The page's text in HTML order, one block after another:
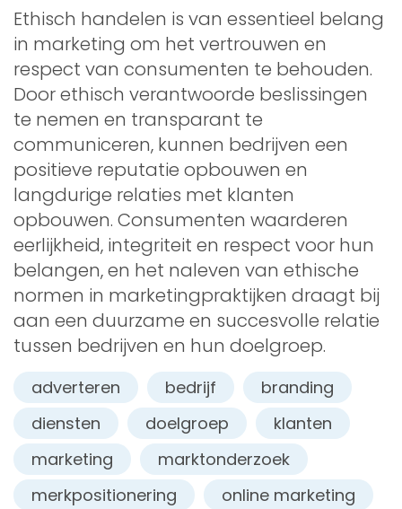
Ethisch handelen is van essentieel belang
in marketing om het vertrouwen en
respect van consumenten te behouden.
Door ethisch verantwoorde beslissingen
te nemen en transparant te
communiceren, kunnen bedrijven een
positieve reputatie opbouwen en
langdurige relaties met klanten
opbouwen. Consumenten waarderen
eerlijkheid, integriteit en respect voor hun
belangen, en het naleven van ethische
normen in marketingpraktijken draagt bij
aan een duurzame en succesvolle relatie
tussen bedrijven en hun doelgroep.
adverteren bedrijf
branding
diensten
doelgroep
klanten
marketing
marktonderzoek
merkpositionering
online marketing